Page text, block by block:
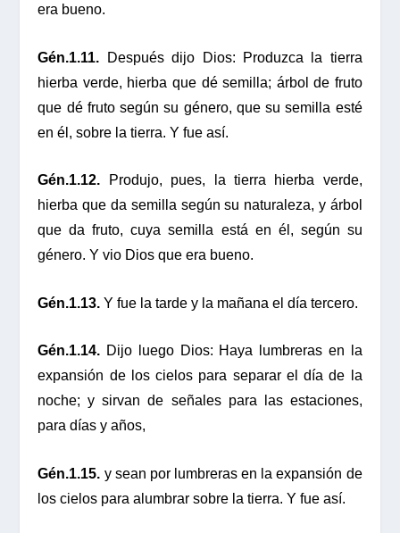
era bueno.
Gén.1.11.
Después dijo Dios: Produzca la tierra
hierba verde, hierba que dé semilla; árbol de fruto
que dé fruto según su género, que su semilla esté
en él, sobre la tierra. Y fue así.
Gén.1.12.
Produjo, pues, la tierra hierba verde,
hierba que da semilla según su naturaleza, y árbol
que da fruto, cuya semilla está en él, según su
género. Y vio Dios que era bueno.
Gén.1.13.Y fue la tarde y la mañana el día tercero.
Gén.1.14. Dijo luego Dios: Haya lumbreras en la
expansión de los cielos para separar el día de la
noche; y sirvan de señales para las estaciones,
para días y años,
Gén.1.15. y sean por lumbreras en la expansión de
los cielos para alumbrar sobre la tierra. Y fue así.